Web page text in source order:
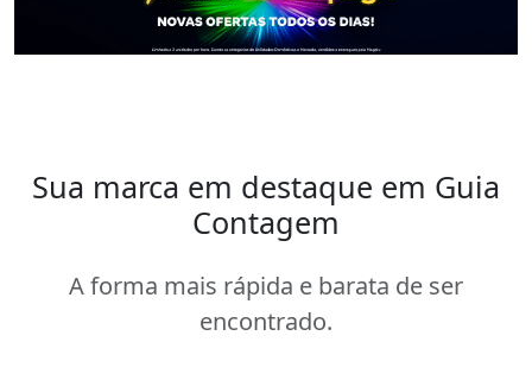
Sua marca em destaque em Guia
Contagem
A forma mais rápida e barata de ser
encontrado.